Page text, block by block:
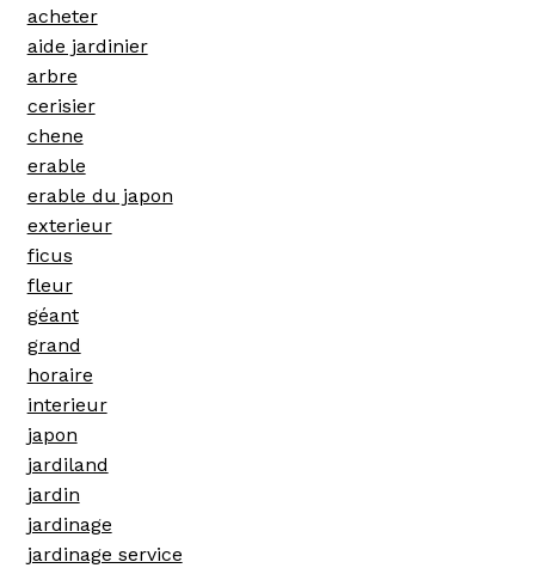
acheter
aide jardinier
arbre
cerisier
chene
erable
erable du japon
exterieur
ficus
fleur
géant
grand
horaire
interieur
japon
jardiland
jardin
jardinage
jardinage service